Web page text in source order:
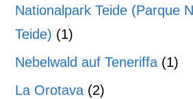
Nationalpark Teide (Parque
Teide) (1)
Nebelwald auf Teneriffa (1)
La Orotava (2)